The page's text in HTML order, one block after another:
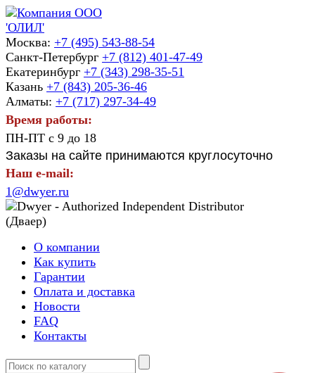
Москва: +7 (495) 543-88-54
Санкт-Петербург +7 (812) 401-47-49
Екатеринбург +7 (343) 298-35-51
Казань +7 (843) 205-36-46
Алматы: +7 (717) 297-34-49
Время работы:
ПН-ПТ с 9 до 18
Заказы на сайте принимаются круглосуточно
Наш e-mail:
1@dwyer.ru
О компании
Как купить
Гарантии
Оплата и доставка
Новости
FAQ
Контакты